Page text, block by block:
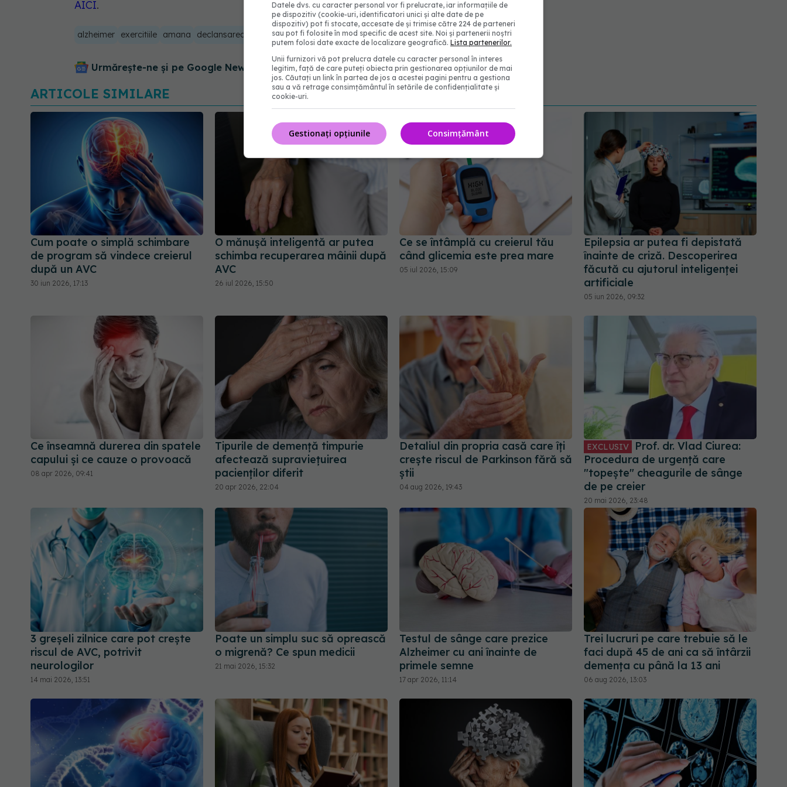
AICI.
alzheimer exercitiile amana declansarea forma rara
Urmărește-ne și pe Google News - abonează‑te!
ARTICOLE SIMILARE
Cum poate o simplă schimbare
de program să vindece creierul
după un AVC
30 iun 2026, 17:13
O mănușă inteligentă ar putea
schimba recuperarea mâinii după
AVC
26 iul 2026, 15:50
Ce se întâmplă cu creierul tău
când glicemia este prea mare
05 iul 2026, 15:09
Epilepsia ar putea fi depistată
înainte de criză. Descoperirea
făcută cu ajutorul inteligenței
artificiale
05 iun 2026, 09:32
Ce înseamnă durerea din spatele
capului și ce cauze o provoacă
08 apr 2026, 09:41
Tipurile de demență timpurie
afectează supraviețuirea
pacienților diferit
20 apr 2026, 22:04
Detaliul din propria casă care îți
crește riscul de Parkinson fără să
știi
04 aug 2026, 19:43
EXCLUSIV
Prof. dr. Vlad Ciurea:
Procedura de urgență care
"topește" cheagurile de sânge
de pe creier
20 mai 2026, 23:48
3 greșeli zilnice care pot crește
riscul de AVC, potrivit
neurologilor
14 mai 2026, 13:51
Poate un simplu suc să oprească
o migrenă? Ce spun medicii
21 mai 2026, 15:32
Testul de sânge care prezice
Alzheimer cu ani înainte de
primele semne
17 apr 2026, 11:14
Trei lucruri pe care trebuie să le
faci după 45 de ani ca să întârzii
demența cu până la 13 ani
06 aug 2026, 13:03
Datele dvs. cu caracter personal vor fi prelucrate, iar informațiile de
pe dispozitiv (cookie-uri, identificatori unici și alte date de pe
dispozitiv) pot fi stocate, accesate de și trimise către 224 de parteneri
sau pot fi folosite în mod specific de acest site. Noi și partenerii noștri
putem folosi date exacte de localizare geografică. Lista partenerilor.
Unii furnizori vă pot prelucra datele cu caracter personal în interes
legitim, față de care puteți obiecta prin gestionarea opțiunilor de mai
jos. Căutați un link în partea de jos a acestei pagini pentru a gestiona
sau a vă retrage consimțământul în setările de confidențialitate și
cookie-uri.
Consimțământ
Gestionați opțiunile